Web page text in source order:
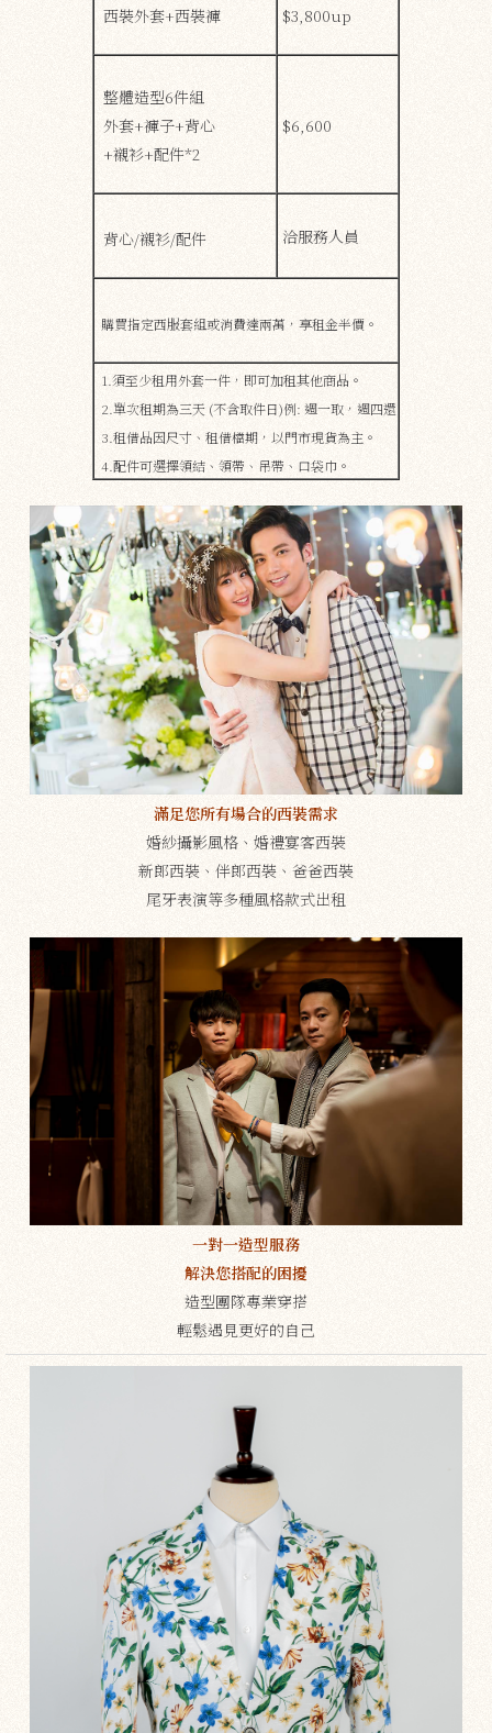
西裝外套+西裝褲 $3,800up
整體造型6件組
外套+褲子+背心
+襯衫+配件*2
$6,600
背心/襯衫/配件 洽服務人員
購買指定西服套組或消費達兩萬，享租金半價。
1.須至少租用外套一件，即可加租其他商品。
2.單次租期為三天 (不含取件日)例: 週一取，週四還
3.租借品因尺寸、租借檔期，​​以門市現貨為主。
4.配件可選擇領結、領帶、吊帶、口袋巾。
滿足您所有場合的西裝需求
婚紗攝影風格、婚禮宴客西裝
新郎西裝、伴郎西裝、爸爸西裝
尾牙表演等多種風格款式出租
一對一造型服務
解決您搭配的困擾
造型團隊專業穿搭
輕鬆遇見更好的自己